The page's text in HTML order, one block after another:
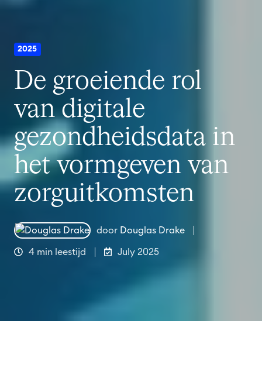
2025
De groeiende rol
van digitale
gezondheidsdata in
het vormgeven van
zorguitkomsten
door Douglas Drake
4 min leestijd July 2025